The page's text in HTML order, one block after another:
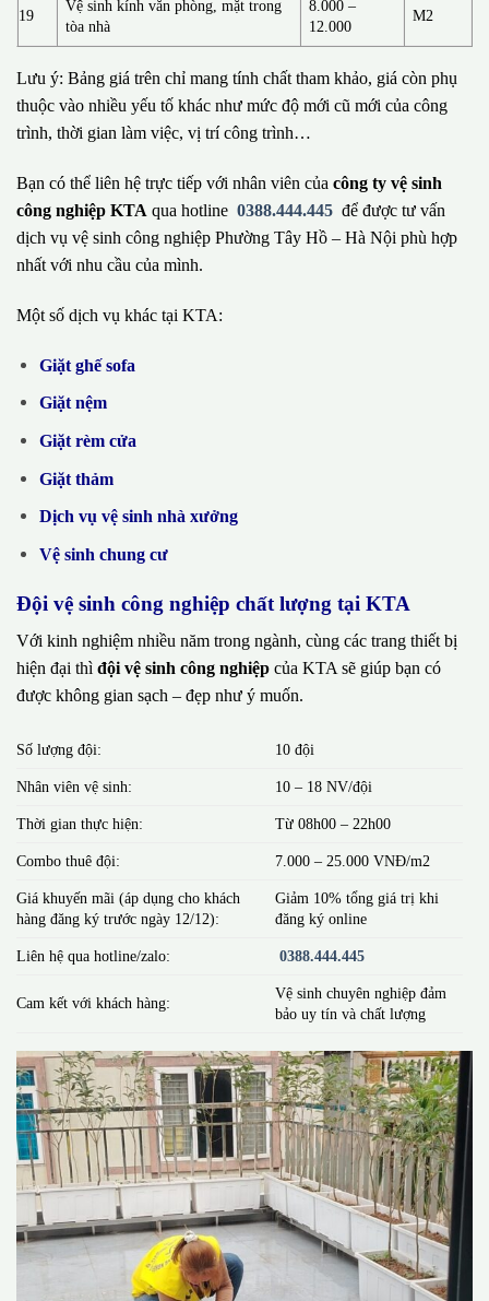
19
Vệ sinh kính văn phòng, mặt trong
tòa nhà
8.000 –
12.000
M2
Lưu ý: Bảng giá trên chỉ mang tính chất tham khảo, giá còn phụ
thuộc vào nhiều yếu tố khác như mức độ mới cũ mới của công
trình, thời gian làm việc, vị trí công trình…
Bạn có thể liên hệ trực tiếp với nhân viên của công ty vệ sinh
công nghiệp KTA qua hotline 0388.444.445 để được tư vấn
dịch vụ vệ sinh công nghiệp Phường Tây Hồ – Hà Nội phù hợp
nhất với nhu cầu của mình.
Một số dịch vụ khác tại KTA:
Giặt ghế sofa
Giặt nệm
Giặt rèm cửa
Giặt thảm
Dịch vụ vệ sinh nhà xưởng
Vệ sinh chung cư
Đội vệ sinh công nghiệp chất lượng tại KTA
Với kinh nghiệm nhiều năm trong ngành, cùng các trang thiết bị
hiện đại thì đội vệ sinh công nghiệp của KTA sẽ giúp bạn có
được không gian sạch – đẹp như ý muốn.
Số lượng đội: 10 đội
Nhân viên vệ sinh: 10 – 18 NV/đội
Thời gian thực hiện: Từ 08h00 – 22h00
Combo thuê đội: 7.000 – 25.000 VNĐ/m2
Giá khuyến mãi (áp dụng cho khách
hàng đăng ký trước ngày 12/12):
Giảm 10% tổng giá trị khi
đăng ký online
Liên hệ qua hotline/zalo: 0388.444.445
Cam kết với khách hàng:
Vệ sinh chuyên nghiệp đảm
bảo uy tín và chất lượng